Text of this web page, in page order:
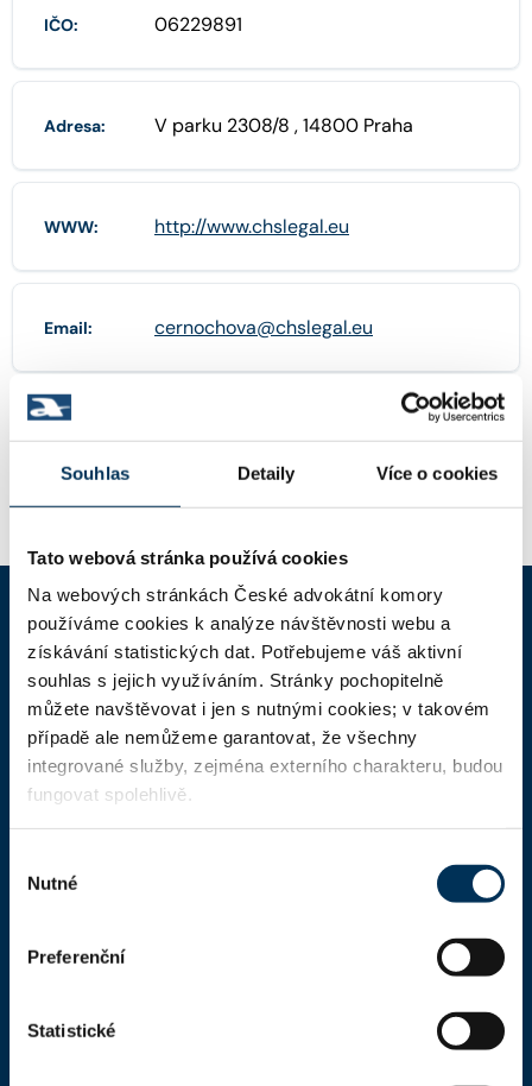
Souhlas Detaily Více o cookies
Tato webová stránka používá cookies
Na webových stránkách České advokátní komory
používáme cookies k analýze návštěvnosti webu a
získávání statistických dat. Potřebujeme váš aktivní
souhlas s jejich využíváním. Stránky pochopitelně
můžete navštěvovat i jen s nutnými cookies; v takovém
případě ale nemůžeme garantovat, že všechny
integrované služby, zejména externího charakteru, budou
fungovat spolehlivě.
souhlasu
Nutné
Preferenční
Statistické
IČO: 06229891
Adresa: V parku 2308/8 , 14800 Praha
WWW: http://www.chslegal.eu
Email: cernochova@chslegal.eu
ČAK
Domů
Aktuality
Dokumenty a formuláře
Advokátní deník